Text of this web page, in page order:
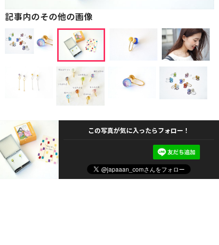
記事内のその他の画像
この写真が気に入ったらフォロー！